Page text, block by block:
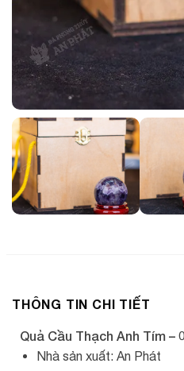
THÔNG TIN CHI TIẾT
Quả Cầu Thạch Anh Tím –
Nhà sản xuất: An Phát